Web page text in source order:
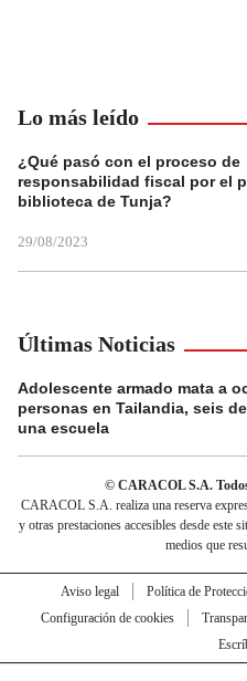
Lo más leído
¿Qué pasó con el proceso de
responsabilidad fiscal por el
biblioteca de Tunja?
29/08/2023
Últimas Noticias
Adolescente armado mata a
personas en Tailandia, seis
una escuela
© CARACOL S.A.
CARACOL S.A. realiza una reserva
y otras prestaciones accesibles desde este
medios que
Aviso legal Política de
Configuración de cookies